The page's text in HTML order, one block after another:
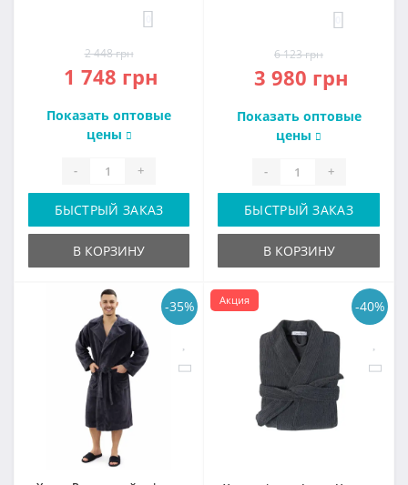
2 448 грн
1 748 грн
Показать оптовые
цены
- +
БЫСТРЫЙ ЗАКАЗ
В КОРЗИНУ
6 123 грн
3 980 грн
Показать оптовые
цены
- +
БЫСТРЫЙ ЗАКАЗ
В КОРЗИНУ
-35% -40%
Акция